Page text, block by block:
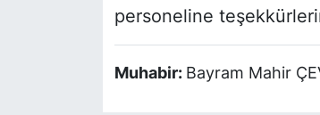
personeline
Muhabir: Bayram Mahir